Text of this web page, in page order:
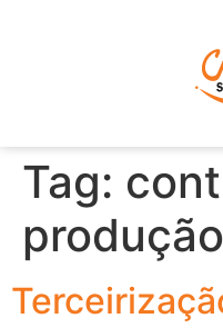
Tag:
produção